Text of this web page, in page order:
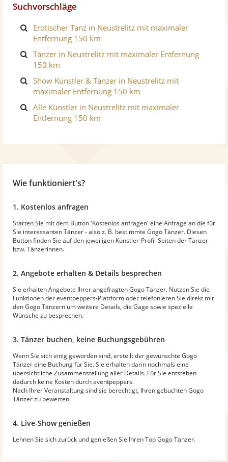
Suchvorschläge
Erotischer Tanz in Neustrelitz mit maximaler
Entfernung 150 km
Tänzer in Neustrelitz mit maximaler Entfernung
150 km
Show Künstler & Tänzer in Neustrelitz mit
maximaler Entfernung 150 km
Alle Künstler in Neustrelitz mit maximaler
Entfernung 150 km
Wie funktioniert's?
1. Kostenlos anfragen
Starten Sie mit dem Button 'Kostenlos anfragen' eine Anfrage an die für
Sie interessanten Tänzer - also z. B. bestimmte Gogo Tänzer. Diesen
Button finden Sie auf den jeweiligen Künstler-Profil-Seiten der Tänzer
bzw. Tänzerinnen.
2. Angebote erhalten & Details besprechen
Sie erhalten Angebote Ihrer angefragten Gogo Tänzer. Nutzen Sie die
Funktionen der eventpeppers-Plattform oder telefonieren Sie direkt mit
den Gogo Tänzern um weitere Details, die Gage sowie spezielle
Wünsche zu besprechen.
3. Tänzer buchen, keine Buchungsgebühren
Wenn Sie sich einig geworden sind, erstellt der gewünschte Gogo
Tänzer eine Buchung für Sie. Sie erhalten darin nochmals eine
übersichtliche Zusammenstellung aller Details. Für Sie entstehen
dadurch keine Kosten durch eventpeppers.
Nach Ihrer Veranstaltung sind sie berechtigt, Ihren gebuchten Gogo
Tänzer zu bewerten.
4. Live-Show genießen
Lehnen Sie sich zurück und genießen Sie Ihren Top Gogo Tänzer.